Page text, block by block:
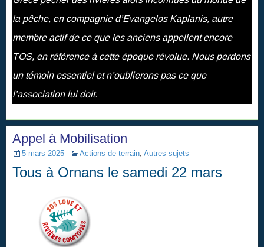
la pêche, en compagnie d’Evangelos Kaplanis, autre
membre actif de ce que les anciens appellent encore
TOS, en référence à cette époque révolue. Nous perdons
un témoin essentiel et n’oublierons pas ce que
l’association lui doit.
Appel à Mobilisation
5 mars 2025 Actions de terrain, Autres sujets
Tous à Ornans le samedi 22 mars